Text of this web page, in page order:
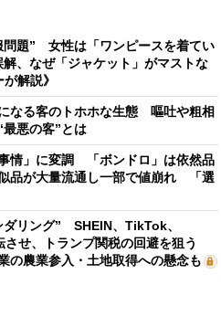
問題” 女性は「ワンピースを着てい
、なぜ「ジャケット」がマストな
解説》
なる客のトホホな生態 嘔吐や粗相
悪の客”とは
情」に変調 「ボンドロ」は依然品
品が大量流通し一部で値崩れ 「選
リング” SHEIN、TikTok、
せ、トランプ関税の回避を狙う
の農業参入・土地取得への懸念も